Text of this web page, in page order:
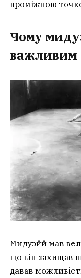
проміжною
Чому
Мидуэйй мав
що він захищав
давав